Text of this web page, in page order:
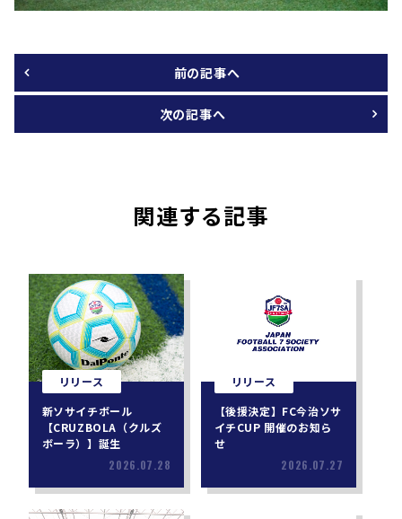
前の記事へ
次の記事へ
関連する記事
リリース
新ソサイチボール
【CRUZBOLA（クルズ
ボーラ）】誕生
2026.07.28
リリース
【後援決定】FC今治ソサ
イチCUP 開催のお知ら
せ
2026.07.27